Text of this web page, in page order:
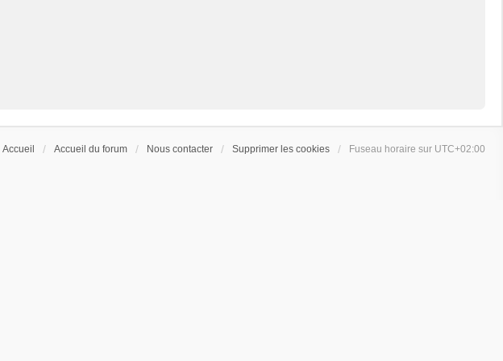
Accueil Accueil du forum Nous contacter Supprimer les cookies Fuseau horaire sur UTC+02:00